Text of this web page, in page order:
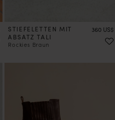
STIEFELETTEN MIT
ABSATZ TALI
Rockies Braun
Preis
360 US$